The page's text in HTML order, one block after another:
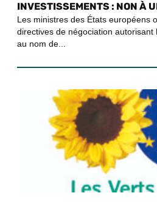
INVESTISSEMENTS : NON À
Les ministres des États européens
directives de négociation autorisant
au nom de...